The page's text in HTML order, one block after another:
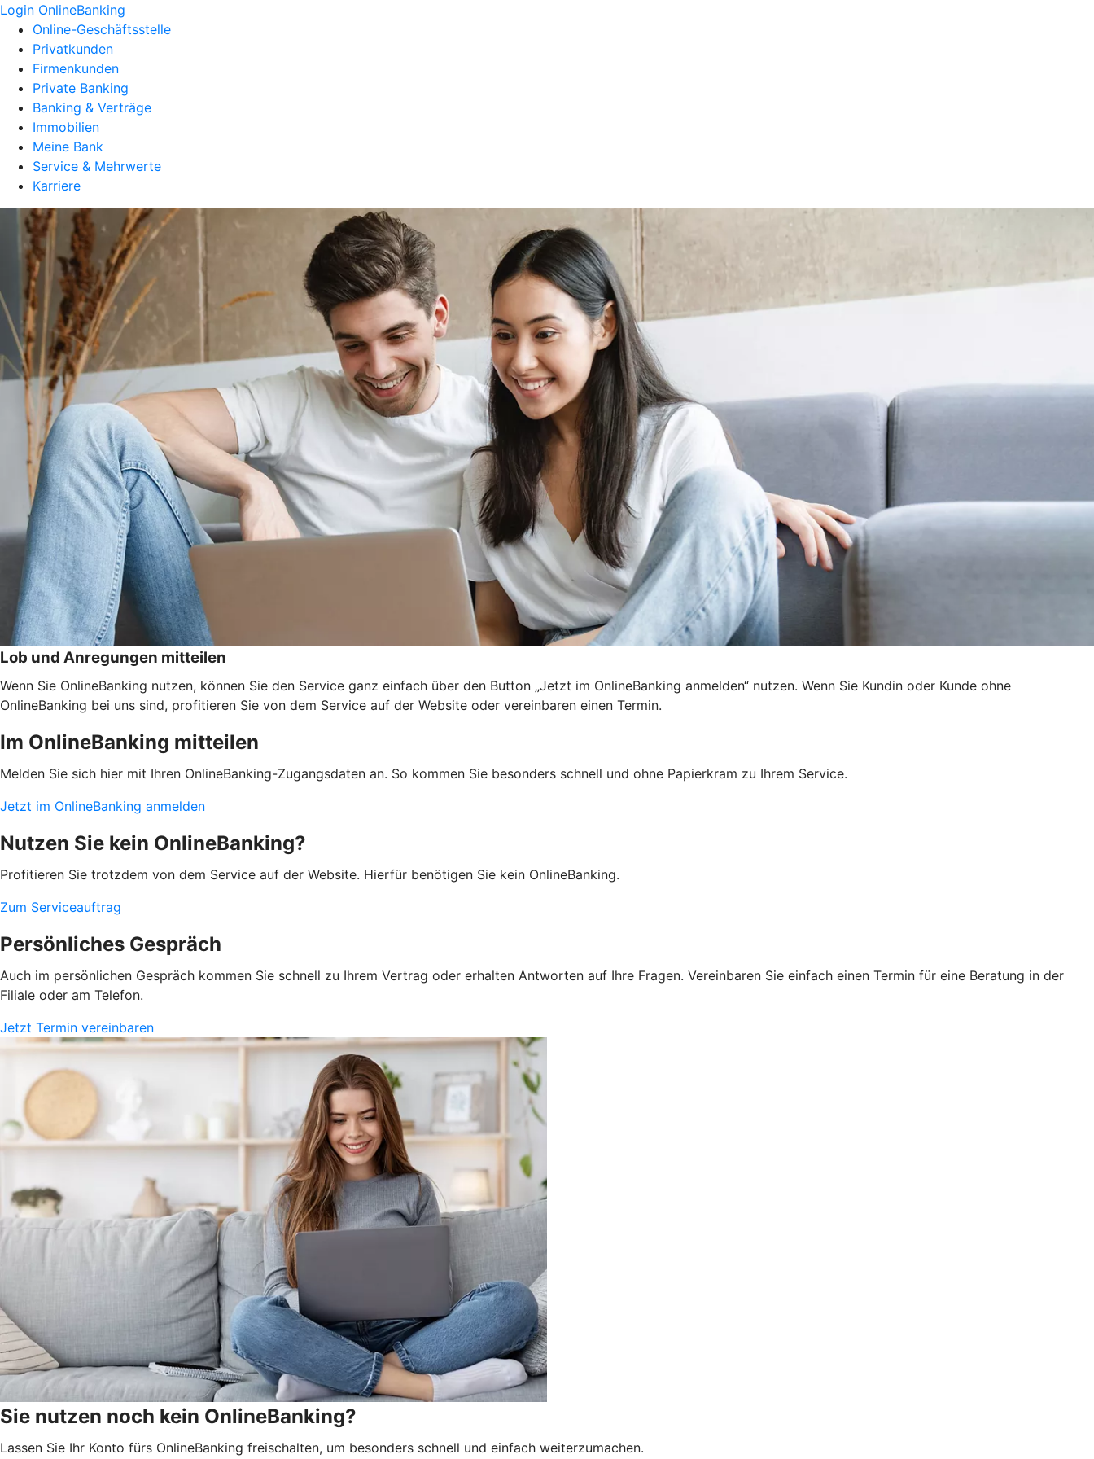
Login OnlineBanking
Online-Geschäftsstelle
Privatkunden
Firmenkunden
Private Banking
Banking & Verträge
Immobilien
Meine Bank
Service & Mehrwerte
Karriere
Lob und Anregungen mitteilen
Wenn Sie OnlineBanking nutzen, können Sie den Service ganz einfach über den Button „Jetzt im OnlineBanking anmelden“ nutzen. Wenn Sie Kundin oder Kunde ohne
OnlineBanking bei uns sind, profitieren Sie von dem Service auf der Website oder vereinbaren einen Termin.
Im OnlineBanking mitteilen
Melden Sie sich hier mit Ihren OnlineBanking-Zugangsdaten an. So kommen Sie besonders schnell und ohne Papierkram zu Ihrem Service.
Jetzt im OnlineBanking anmelden
Nutzen Sie kein OnlineBanking?
Profitieren Sie trotzdem von dem Service auf der Website. Hierfür benötigen Sie kein OnlineBanking.
Zum Serviceauftrag
Persönliches Gespräch
Auch im persönlichen Gespräch kommen Sie schnell zu Ihrem Vertrag oder erhalten Antworten auf Ihre Fragen. Vereinbaren Sie einfach einen Termin für eine Beratung in der
Filiale oder am Telefon.
Jetzt Termin vereinbaren
Sie nutzen noch kein OnlineBanking?
Lassen Sie Ihr Konto fürs OnlineBanking freischalten, um besonders schnell und einfach weiterzumachen.